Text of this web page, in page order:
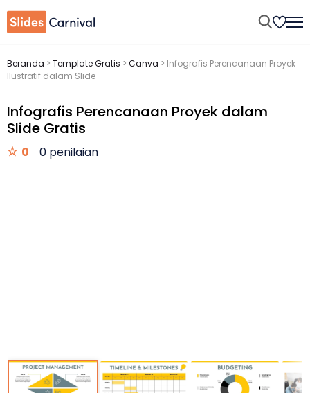
Beranda > Template Gratis > Canva > Infografis Perencanaan Proyek
Ilustratif dalam Slide
Infografis Perencanaan Proyek dalam
Slide Gratis
0 0 penilaian